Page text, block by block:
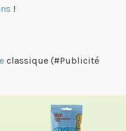
!
classique (#Publicité